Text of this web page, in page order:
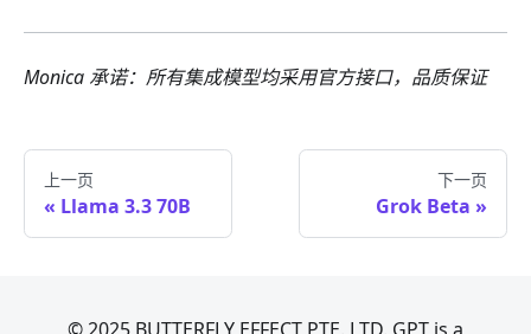
Monica 承诺：所有集成模型均采用官方接口，品质保证
上一页
Llama 3.3 70B
下一页
Grok Beta